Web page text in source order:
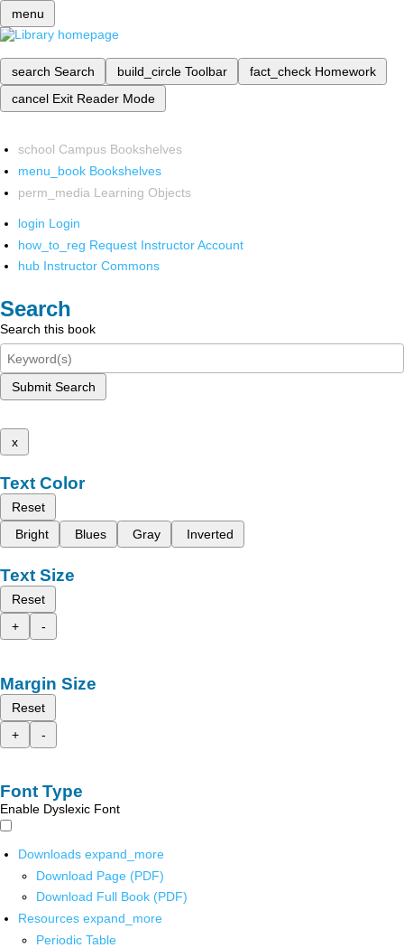
menu
search Search build_circle Toolbar fact_check Homework
cancel Exit Reader Mode
school Campus Bookshelves
menu_book Bookshelves
perm_media Learning Objects
login Login
how_to_reg Request Instructor Account
hub Instructor Commons
Search
Search this book
Submit Search
x
Text Color
Reset
Bright
Blues Gray Inverted
Text Size
Reset
+
-
Margin Size
Reset
+
-
Font Type
Enable Dyslexic Font
Downloads expand_more
Download Page (PDF)
Download Full Book (PDF)
Resources expand_more
Periodic Table